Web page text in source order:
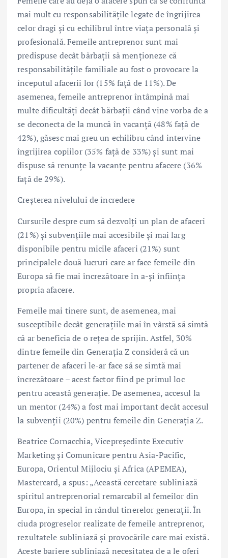
mai mult cu responsabilitățile legate de îngrijirea
celor dragi și cu echilibrul între viața personală și
profesională. Femeile antreprenor sunt mai
predispuse decât bărbații să menționeze că
responsabilitățile familiale au fost o provocare la
începutul afacerii lor (15% față de 11%). De
asemenea, femeile antreprenor întâmpină mai
multe dificultăți decât bărbații când vine vorba de a
se deconecta de la muncă în vacanță (48% față de
42%), găsesc mai greu un echilibru când intervine
îngrijirea copiilor (35% față de 33%) și sunt mai
dispuse să renunțe la vacanțe pentru afacere (36%
față de 29%).
Creșterea nivelului de încredere
Cursurile despre cum să dezvolți un plan de afaceri
(21%) și subvențiile mai accesibile și mai larg
disponibile pentru micile afaceri (21%) sunt
principalele două lucruri care ar face femeile din
Europa să fie mai încrezătoare în a-și înființa
propria afacere.
Femeile mai tinere sunt, de asemenea, mai
susceptibile decât generațiile mai în vârstă să simtă
că ar beneficia de o rețea de sprijin. Astfel, 30%
dintre femeile din Generația Z consideră că un
partener de afaceri le-ar face să se simtă mai
încrezătoare – acest factor fiind pe primul loc
pentru această generație. De asemenea, accesul la
un mentor (24%) a fost mai important decât accesul
la subvenții (20%) pentru femeile din Generația Z.
Beatrice Cornacchia, Vicepreședinte Executiv
Marketing și Comunicare pentru Asia-Pacific,
Europa, Orientul Mijlociu și Africa (APEMEA),
Mastercard, a spus: „Această cercetare subliniază
spiritul antreprenorial remarcabil al femeilor din
Europa, în special în rândul tinerelor generații. În
ciuda progreselor realizate de femeile antreprenor,
rezultatele subliniază și provocările care mai există.
Aceste bariere subliniază necesitatea de a le oferi